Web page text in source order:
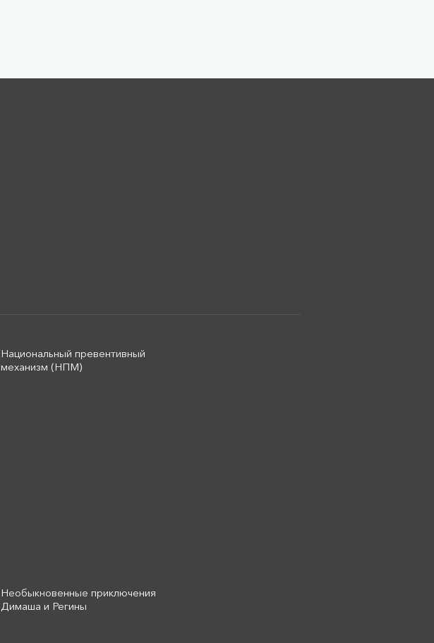
Национальный превентивный
механизм (НПМ)
Необыкновенные приключения
Димаша и Регины